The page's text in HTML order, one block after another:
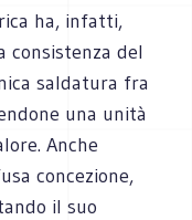
ha, infatti,
del
saldatura fra
una unità
Anche
concezione,
il suo